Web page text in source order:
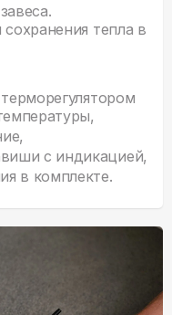
тепла в
с индикацией,
в комплекте.